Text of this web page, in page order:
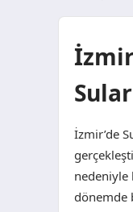
İzmir’de
nedeniyle
dönemde